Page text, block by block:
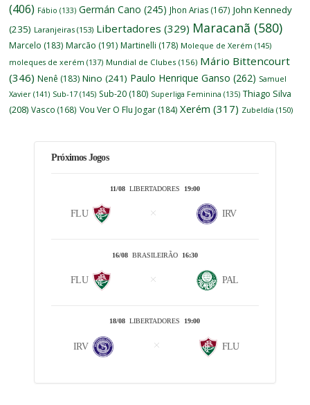
(406) Fábio (133) Germán Cano (245) Jhon Arias (167) John Kennedy
(235) Laranjeiras (153) Libertadores (329) Maracanã (580)
Marcelo (183) Marcão (191) Martinelli (178) Moleque de Xerém (145)
moleques de xerém (137) Mundial de Clubes (156) Mário Bittencourt
(346) Nenê (183) Nino (241) Paulo Henrique Ganso (262) Samuel
Xavier (141) Sub-17 (145) Sub-20 (180) Superliga Feminina (135) Thiago Silva
(208) Vasco (168) Vou Ver O Flu Jogar (184) Xerém (317) Zubeldía (150)
Próximos Jogos
11/08LIBERTADORES 19:00
FLU IRV
16/08BRASILEIRÃO 16:30
FLU PAL
18/08 LIBERTADORES 19:00
IRV FLU